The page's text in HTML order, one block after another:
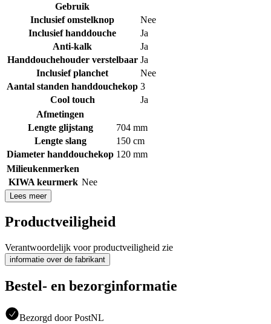
Gebruik
Inclusief omstelknop
Nee
Inclusief handdouche
Ja
Anti-kalk
Ja
Handdouchehouder verstelbaar Ja
Inclusief planchet
Nee
Aantal standen handdouchekop 3
Cool touch
Ja
Afmetingen
Lengte glijstang
704 mm
Lengte slang
150 cm
Diameter handdouchekop 120 mm
Milieukenmerken
KIWA keurmerk Nee
Lees meer
Productveiligheid
Verantwoordelijk voor productveiligheid zie
informatie over de fabrikant
Bestel- en bezorginformatie
Bezorgd door PostNL